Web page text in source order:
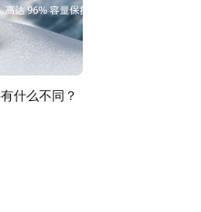
什么不同？